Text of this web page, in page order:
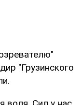
"Грузинского